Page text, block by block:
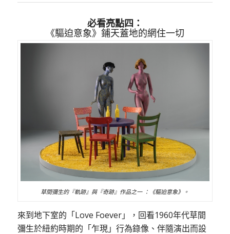
必看亮點四：
《驅迫意象》鋪天蓋地的網住一切
草間彌生的『軌跡』與『奇跡』作品之一 ：《驅迫意象》。
來到地下室的「Love Foever」，回看1960年代草間
彌生於紐約時期的「乍現」行為錄像、伴隨演出而設